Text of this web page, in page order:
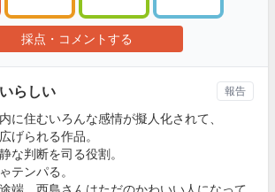
採点・コメントする
らしい
に住むいろんな感情が擬人化されて、
げられる作品。
な判断を司る役割。
テンパる。
報告